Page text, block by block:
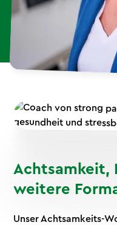
Dr. Kristin Große-
Achtsamkeit,
weitere
Unser Achtsamkeits-